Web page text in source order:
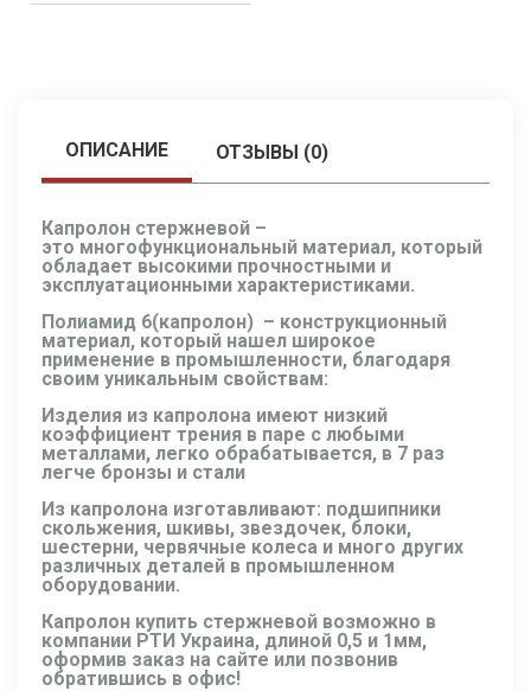
ОПИСАНИЕ ОТЗЫВЫ (0)
Капролон стержневой –
это многофункциональный материал, который
обладает высокими прочностными и
эксплуатационными характеристиками.
Полиамид 6(капролон) – конструкционный
материал, который нашел широкое
применение в промышленности, благодаря
своим уникальным свойствам:
Изделия из капролона имеют низкий
коэффициент трения в паре с любыми
металлами, легко обрабатывается, в 7 раз
легче бронзы и стали
Из капролона изготавливают: подшипники
скольжения, шкивы, звездочек, блоки,
шестерни, червячные колеса и много других
различных деталей в промышленном
оборудовании.
Капролон купить стержневой возможно в
компании РТИ Украина, длиной 0,5 и 1мм,
оформив заказ на сайте или позвонив
обратившись в офис!